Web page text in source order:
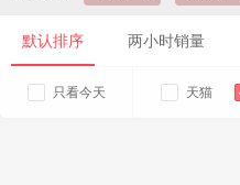
默认排序 两小时销量
只看今天 天猫